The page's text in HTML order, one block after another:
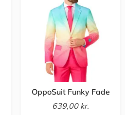
OppoSuit Funky Fade
639,00 kr.